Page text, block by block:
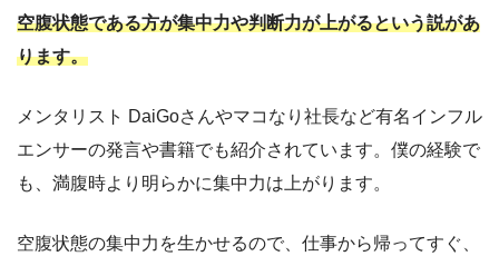
空腹状態である方が集中力や判断力が上がるという説があ
ります。
メンタリスト DaiGoさんやマコなり社長など有名インフル
エンサーの発言や書籍でも紹介されています。僕の経験で
も、満腹時より明らかに集中力は上がります。
空腹状態の集中力を生かせるので、仕事から帰ってすぐ、